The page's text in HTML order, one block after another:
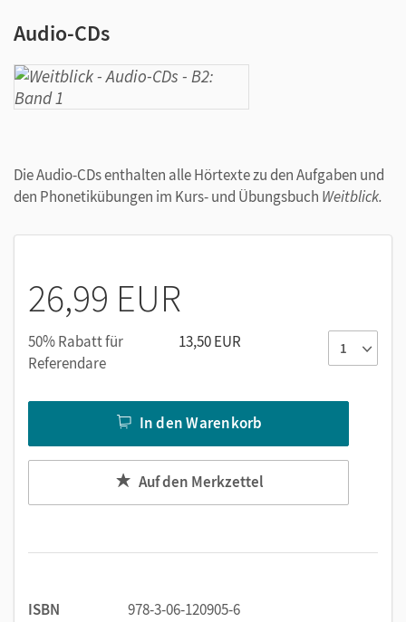
Audio-CDs
Die Audio-CDs enthalten alle Hörtexte zu den Aufgaben und
den Phonetikübungen im Kurs- und Übungsbuch Weitblick.
26,99 EUR
50% Rabatt für
Referendare
13,50 EUR
In den Warenkorb
Auf den Merkzettel
ISBN 978-3-06-120905-6